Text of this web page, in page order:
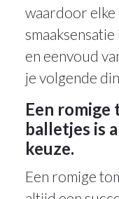
waardoor elke
en eenvoud
je volgende
Een romige
balletjes is
keuze.
Een romige